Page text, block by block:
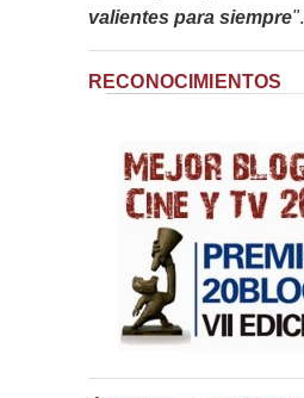
valientes para siempre".
RECONOCIMIENTOS